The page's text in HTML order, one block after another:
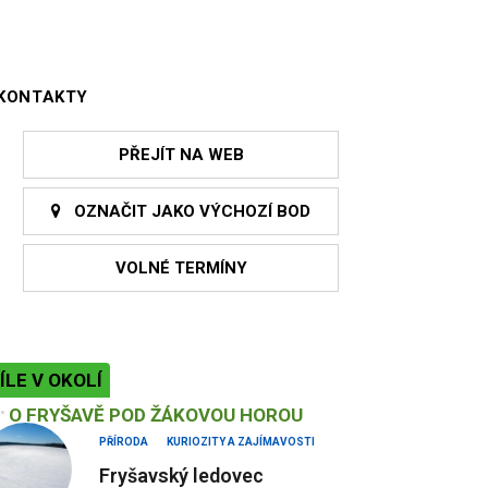
PŘEJÍT NA WEB
OZNAČIT JAKO VÝCHOZÍ BOD
VOLNÉ TERMÍNY
V OKOLÍ
O FRYŠAVĚ POD ŽÁKOVOU HOROU
PŘÍRODA KURIOZITY A ZAJÍMAVOSTI
Fryšavský ledovec